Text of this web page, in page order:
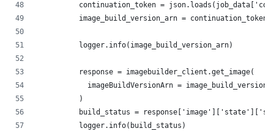
continuation_token =
image_build_version_arn =
          logger.info(image_build_version_arn)
          response = imagebuilder_client.get_image(
imageBuildVersionArn =
          )
build_status =
          logger.info(build_status)